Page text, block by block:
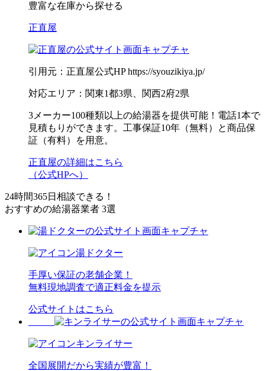
豊富な在庫から探せる
正直屋
引用元：正直屋公式HP https://syouzikiya.jp/
対応エリア：関東1都3県、関西2府2県
3メーカー100種類以上の給湯器を提供可能！電話1本で
見積もりができます。工事保証10年（無料）と商品保
証（有料）を用意。
正直屋の詳細はこちら
（公式HPへ）
24時間365日相談できる！
おすすめの給湯器業者 3選
湯ドクター
手厚い保証の老舗企業！
無料現地調査で適正料金を提示
公式サイトはこちら
キンライサー
全国展開だから実績が豊富！